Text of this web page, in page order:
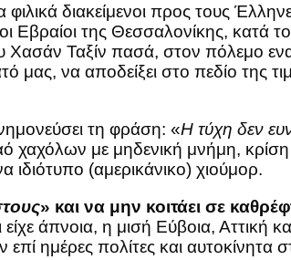
διακείμενοι προς τους
Εβραίοι της Θεσσαλονίκης, κατά
Χασάν Ταξίν πασά, στον πόλεμο
μας, να αποδείξει στο πεδίο της
τη φράση: «Η τύχη δεν
χαχόλων με μηδενική μνήμη,
(αμερικάνικο) χιούμορ.
» και να μην κοιτάει σε
άπνοια, η μισή Εύβοια, Αττική
ημέρες πολίτες και αυτοκίνητα